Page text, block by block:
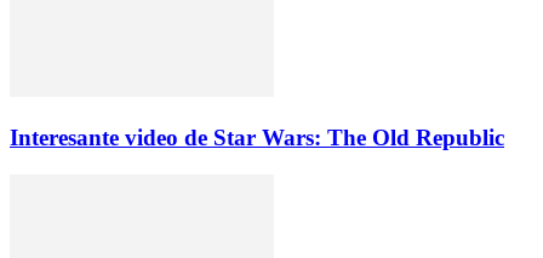
Interesante video de Star Wars: The Old Republic